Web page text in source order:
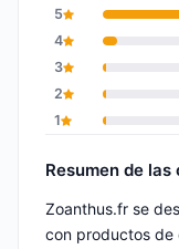
5
4
3
2
1
Resumen de las
Zoanthus.fr se
con productos de